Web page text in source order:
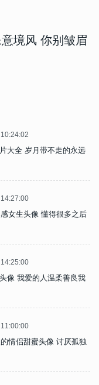
境风 你别皱眉
大全 岁月带不走的永远
女生头像 懂得很多之后
像 我爱的人温柔善良我
情侣甜蜜头像 讨厌孤独